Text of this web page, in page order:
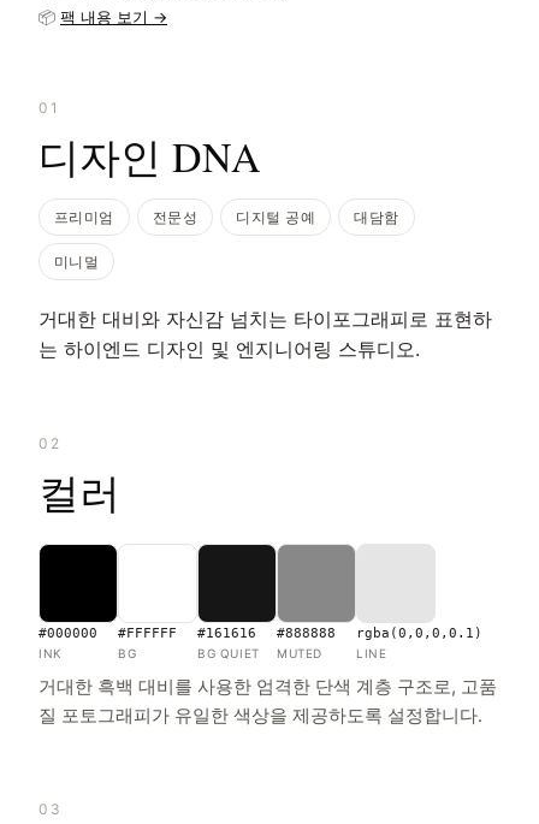
📦 팩 내용 보기 →
01
디자인 DNA
프리미엄 전문성 디지털 공예 대담함
미니멀
거대한 대비와 자신감 넘치는 타이포그래피로 표현하
는 하이엔드 디자인 및 엔지니어링 스튜디오.
02
컬러
#000000
INK
#FFFFFF
BG
#161616
BG QUIET
#888888
MUTED
rgba(0,0,0,0.1)
LINE
거대한 흑백 대비를 사용한 엄격한 단색 계층 구조로, 고품
질 포토그래피가 유일한 색상을 제공하도록 설정합니다.
03